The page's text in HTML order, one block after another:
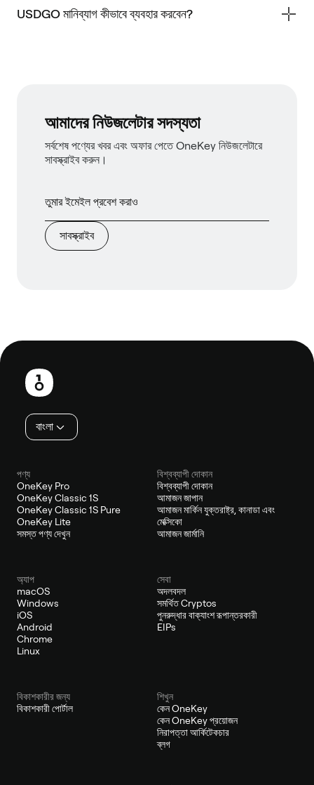
USDGO মানিব্যাগ কীভাবে ব্যবহার করবেন?
আমাদের নিউজলেটার সদস্যতা
সর্বশেষ পণ্যের খবর এবং অফার পেতে OneKey নিউজলেটারে
সাবস্ক্রাইব করুন।
সাবস্ক্রাইব
পাদলেখ
বাংলা
পণ্য
OneKey Pro
OneKey Classic 1S
OneKey Classic 1S Pure
OneKey Lite
সমস্ত পণ্য দেখুন
বিশ্বব্যাপী দোকান
বিশ্বব্যাপী দোকান
আমাজন জাপান
আমাজন মার্কিন যুক্তরাষ্ট্র, কানাডা এবং
মেক্সিকো
আমাজন জার্মানি
অ্যাপ
macOS
Windows
iOS
Android
Chrome
Linux
সেবা
অদলবদল
সমর্থিত Cryptos
পুনরুদ্ধার বাক্যাংশ রূপান্তরকারী
EIPs
বিকাশকারীর জন্য
বিকাশকারী পোর্টাল
শিখুন
কেন OneKey
কেন OneKey প্রয়োজন
নিরাপত্তা আর্কিটেকচার
ব্লগ